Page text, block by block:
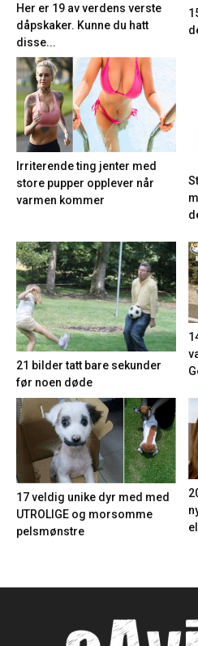
Her er 19 av verdens verste
dåpskaker. Kunne du hatt
disse...
Irriterende ting jenter med
store pupper opplever når
varmen kommer
21 bilder tatt bare sekunder
før noen døde
17 veldig unike dyr med med
UTROLIGE og morsomme
pelsmønstre